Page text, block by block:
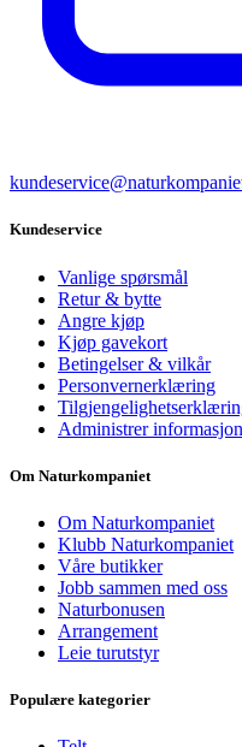
Kundeservice
Vanlige spørsmål
Retur & bytte
Angre kjøp
Kjøp gavekort
Betingelser & vilkår
Personvernerklæring
Administrer
Om Naturkompaniet
Om Naturkompaniet
Klubb Naturkompaniet
Våre butikker
Jobb sammen med oss
Naturbonusen
Arrangement
Leie turutstyr
Populære kategorier